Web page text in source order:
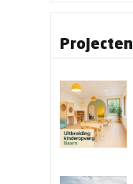
Projecten